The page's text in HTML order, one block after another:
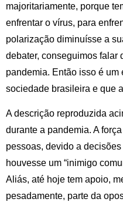
majoritariamente, porque
enfrentar o vírus, para
polarização diminuísse a
debater, conseguimos falar
pandemia. Então isso é
sociedade brasileira e que
A descrição reproduzida
durante a pandemia. A
pessoas, devido a
houvesse um “inimigo
Aliás, até hoje tem apoio,
pesadamente, parte da